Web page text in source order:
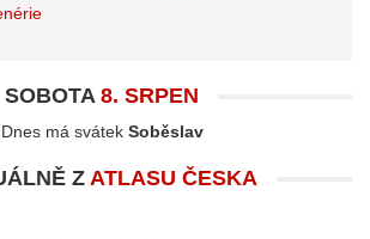
SOBOTA 8. SRPEN
Dnes má svátek Soběslav
Z ATLASU ČESKA